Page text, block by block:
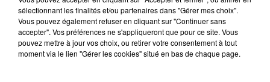
De plus en plus de femmes se désintéressent de ce
sous-vêtement jugé inconfortable, comme en
témoigne le mouvement "No Bra", (sans soutif). Le
soutien-gorge, porté trop serré et trop longtemps est
aussi soupçonné de renforcer les risques de cancer
sélectionnant les finalités et/ou partenaires dans "Gérer mes choix".
Vous pouvez également refuser en cliquant sur "Continuer sans
accepter". Vos préférences ne s'appliqueront que pour ce site. Vous
pouvez mettre à jour vos choix, ou retirer votre consentement à tout
moment via le lien "Gérer les cookies" situé en bas de chaque page.